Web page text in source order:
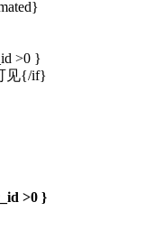
>0 }
见{/if}
>0 }